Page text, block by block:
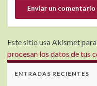
Este sitio usa Akismet
procesan los datos de tus
ENTRADAS RECIENTES